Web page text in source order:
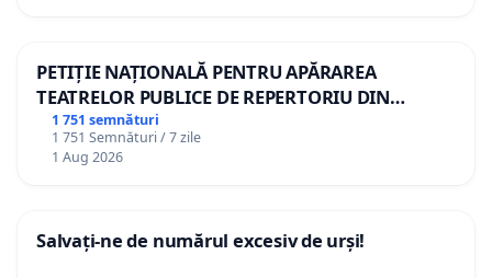
PETIȚIE NAȚIONALĂ PENTRU APĂRAREA
TEATRELOR PUBLICE DE REPERTORIU DIN
ROMÂNIA
1 751 semnături
1 751 Semnături / 7 zile
1 Aug 2026
Salvați-ne de numărul excesiv de urși!